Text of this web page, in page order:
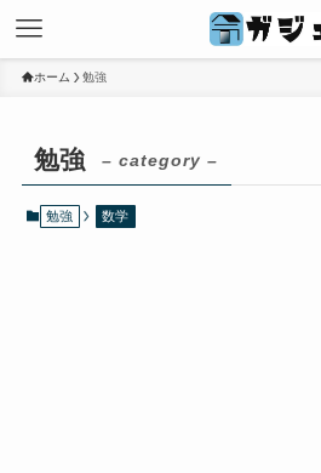
ホーム 勉強
勉強 – category –
勉強 数学